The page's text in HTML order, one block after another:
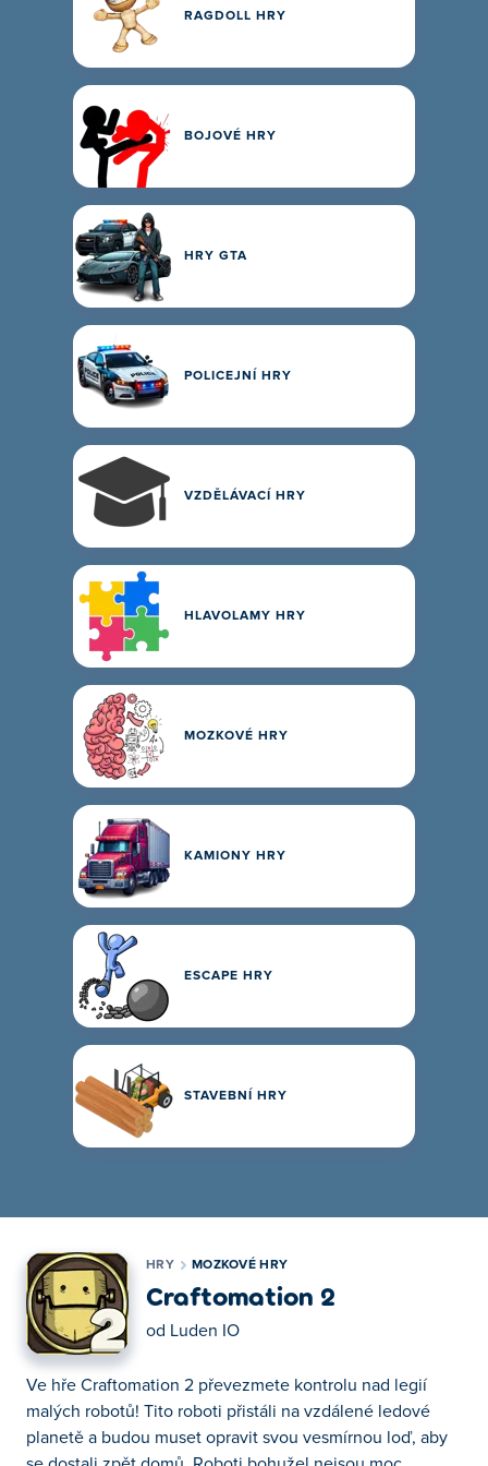
RAGDOLL HRY
BOJOVÉ HRY
HRY GTA
POLICEJNÍ HRY
VZDĚLÁVACÍ HRY
HLAVOLAMY HRY
MOZKOVÉ HRY
KAMIONY HRY
ESCAPE HRY
STAVEBNÍ HRY
HRY MOZKOVÉ HRY
Craftomation 2
od Luden IO
Ve hře Craftomation 2 převezmete kontrolu nad legií
malých robotů! Tito roboti přistáli na vzdálené ledové
planetě a budou muset opravit svou vesmírnou loď, aby